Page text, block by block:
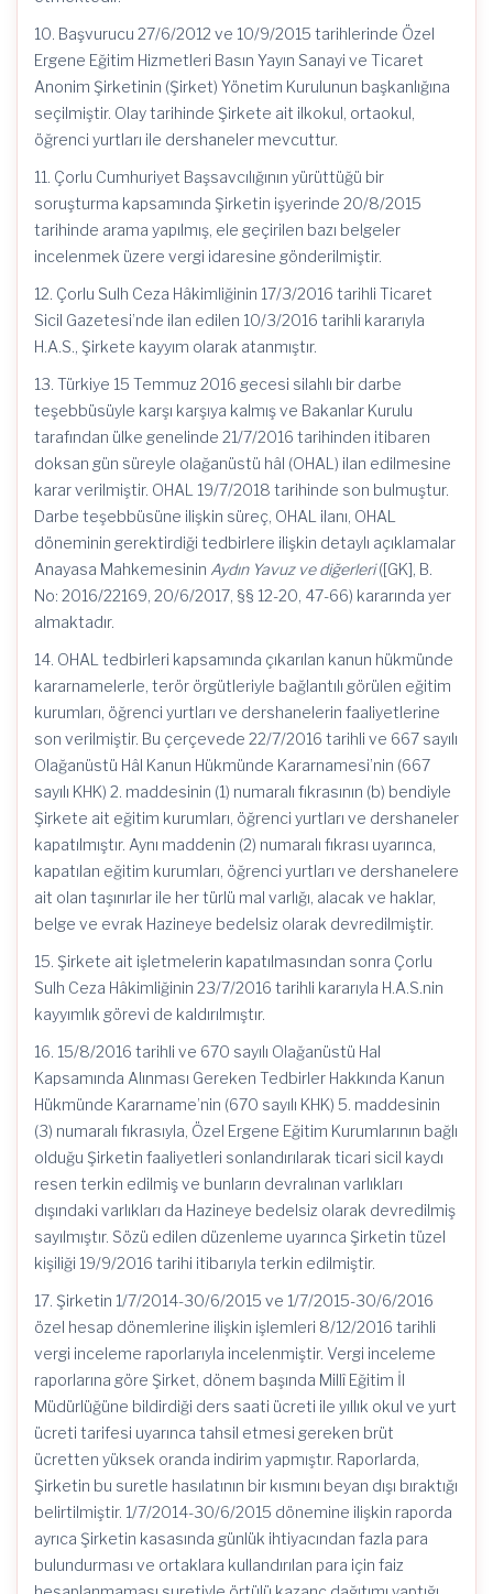
10. Başvurucu 27/6/2012 ve 10/9/2015 tarihlerinde Özel
Ergene Eğitim Hizmetleri Basın Yayın Sanayi ve Ticaret
Anonim Şirketinin (Şirket) Yönetim Kurulunun başkanlığına
seçilmiştir. Olay tarihinde Şirkete ait ilkokul, ortaokul,
öğrenci yurtları ile dershaneler mevcuttur.
11. Çorlu Cumhuriyet Başsavcılığının yürüttüğü bir
soruşturma kapsamında Şirketin işyerinde 20/8/2015
tarihinde arama yapılmış, ele geçirilen bazı belgeler
incelenmek üzere vergi idaresine gönderilmiştir.
12. Çorlu Sulh Ceza Hâkimliğinin 17/3/2016 tarihli Ticaret
Sicil Gazetesi’nde ilan edilen 10/3/2016 tarihli kararıyla
H.A.S., Şirkete kayyım olarak atanmıştır.
13. Türkiye 15 Temmuz 2016 gecesi silahlı bir darbe
teşebbüsüyle karşı karşıya kalmış ve Bakanlar Kurulu
tarafından ülke genelinde 21/7/2016 tarihinden itibaren
doksan gün süreyle olağanüstü hâl (OHAL) ilan edilmesine
karar verilmiştir. OHAL 19/7/2018 tarihinde son bulmuştur.
Darbe teşebbüsüne ilişkin süreç, OHAL ilanı, OHAL
döneminin gerektirdiği tedbirlere ilişkin detaylı açıklamalar
Anayasa Mahkemesinin Aydın Yavuz ve diğerleri([GK], B.
No: 2016/22169, 20/6/2017, §§ 12-20, 47-66) kararında yer
almaktadır.
14. OHAL tedbirleri kapsamında çıkarılan kanun hükmünde
kararnamelerle, terör örgütleriyle bağlantılı görülen eğitim
kurumları, öğrenci yurtları ve dershanelerin faaliyetlerine
son verilmiştir. Bu çerçevede 22/7/2016 tarihli ve 667 sayılı
Olağanüstü Hâl Kanun Hükmünde Kararnamesi’nin (667
sayılı KHK) 2. maddesinin (1) numaralı fıkrasının (b) bendiyle
Şirkete ait eğitim kurumları, öğrenci yurtları ve dershaneler
kapatılmıştır. Aynı maddenin (2) numaralı fıkrası uyarınca,
kapatılan eğitim kurumları, öğrenci yurtları ve dershanelere
ait olan taşınırlar ile her türlü mal varlığı, alacak ve haklar,
belge ve evrak Hazineye bedelsiz olarak devredilmiştir.
15. Şirkete ait işletmelerin kapatılmasından sonra Çorlu
Sulh Ceza Hâkimliğinin 23/7/2016 tarihli kararıyla H.A.S.nin
kayyımlık görevi de kaldırılmıştır.
16. 15/8/2016 tarihli ve 670 sayılı Olağanüstü Hal
Kapsamında Alınması Gereken Tedbirler Hakkında Kanun
Hükmünde Kararname’nin (670 sayılı KHK) 5. maddesinin
(3) numaralı fıkrasıyla, Özel Ergene Eğitim Kurumlarının bağlı
olduğu Şirketin faaliyetleri sonlandırılarak ticari sicil kaydı
resen terkin edilmiş ve bunların devralınan varlıkları
dışındaki varlıkları da Hazineye bedelsiz olarak devredilmiş
sayılmıştır. Sözü edilen düzenleme uyarınca Şirketin tüzel
kişiliği 19/9/2016 tarihi itibarıyla terkin edilmiştir.
17. Şirketin 1/7/2014-30/6/2015 ve 1/7/2015-30/6/2016
özel hesap dönemlerine ilişkin işlemleri 8/12/2016 tarihli
vergi inceleme raporlarıyla incelenmiştir. Vergi inceleme
raporlarına göre Şirket, dönem başında Millî Eğitim İl
Müdürlüğüne bildirdiği ders saati ücreti ile yıllık okul ve yurt
ücreti tarifesi uyarınca tahsil etmesi gereken brüt
ücretten yüksek oranda indirim yapmıştır. Raporlarda,
Şirketin bu suretle hasılatının bir kısmını beyan dışı bıraktığı
belirtilmiştir. 1/7/2014-30/6/2015 dönemine ilişkin raporda
ayrıca Şirketin kasasında günlük ihtiyacından fazla para
bulundurması ve ortaklara kullandırılan para için faiz